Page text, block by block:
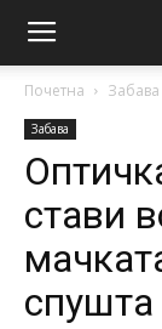
Почетна Забава
Забава
стави
спушта